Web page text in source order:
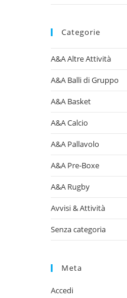
Categorie
A&A Altre Attività
A&A Balli di Gruppo
A&A Basket
A&A Calcio
A&A Pallavolo
A&A Pre-Boxe
A&A Rugby
Avvisi & Attività
Senza categoria
Meta
Accedi